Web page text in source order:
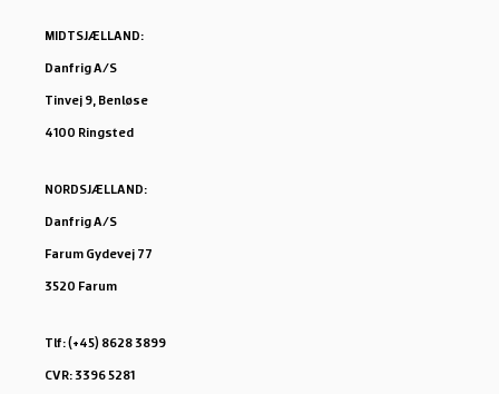
MIDTSJÆLLAND:
Danfrig A/S
Tinvej 9, Benløse
4100 Ringsted
NORDSJÆLLAND:
Danfrig A/S
Farum Gydevej 77
3520 Farum
Tlf: (+45) 8628 3899
CVR: 3396 5281